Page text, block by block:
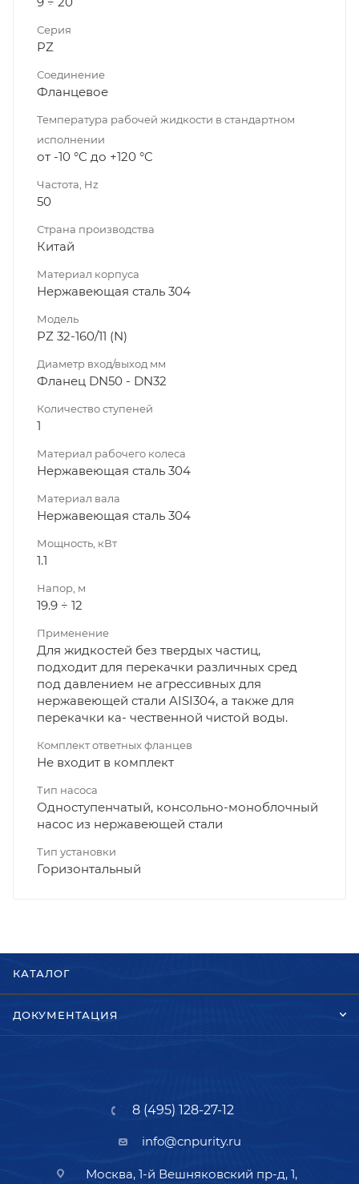
Серия
PZ
Соединение
Фланцевое
Температура рабочей жидкости в стандартном
исполнении
от -10 °C до +120 °C
Частота, Hz
50
Страна производства
Китай
Материал корпуса
Нержавеющая сталь 304
Модель
PZ 32-160/11 (N)
Диаметр вход/выход мм
Фланец DN50 - DN32
Количество ступеней
1
Материал рабочего колеса
Нержавеющая сталь 304
Материал вала
Нержавеющая сталь 304
Мощность, кВт
1.1
Напор, м
19.9 ÷ 12
Применение
Для жидкостей без твердых частиц,
подходит для перекачки различных сред
под давлением не агрессивных для
нержавеющей стали AISI304, а также для
перекачки ка- чественной чистой воды.
Комплект ответных фланцев
Не входит в комплект
Тип насоса
Одноступенчатый, консольно-моноблочный
насос из нержавеющей стали
Тип установки
Горизонтальный
КАТАЛОГ
ДОКУМЕНТАЦИЯ
8 (495) 128-27-12
info@cnpurity.ru
Москва, 1-й Вешняковский пр-д, 1,